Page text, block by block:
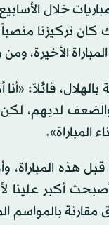
خلال الأسابيع
كان تركيزنا
الأخيرة،
بالهلال،
لديهم،
المباراة».
هذه المباراة،
أكبر علينا
مقارنة